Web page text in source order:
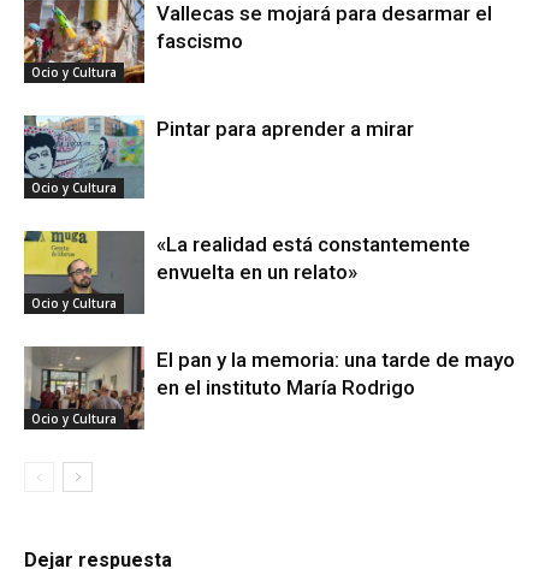
Ocio y Cultura
Vallecas se mojará para desarmar el
fascismo
Ocio y Cultura
Pintar para aprender a mirar
Ocio y Cultura
«La realidad está constantemente
envuelta en un relato»
Ocio y Cultura
El pan y la memoria: una tarde de mayo
en el instituto María Rodrigo
Dejar respuesta